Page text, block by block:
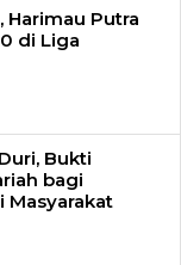
Harimau Putra
di Liga
Bukti
bagi
Masyarakat